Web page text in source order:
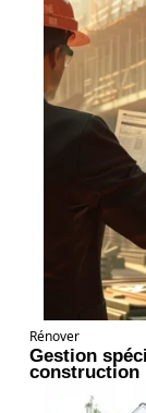
Rénover
Gestion
construction